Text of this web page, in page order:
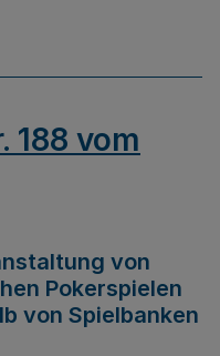
188 vom
von
Pokerspielen
von Spielbanken